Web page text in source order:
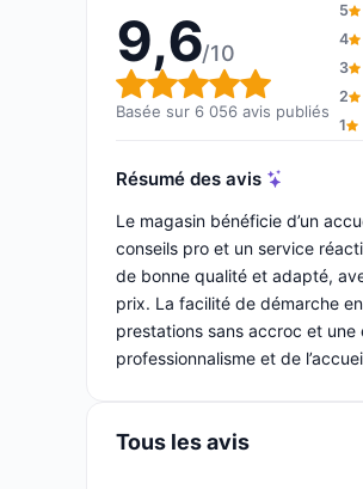
9,6/10
Note globale :
Basée sur 6 056 avis publiés
5
4
3
2
1
Résumé des avis
Le magasin bénéficie d’un
conseils pro et un service
de bonne qualité et adapté,
prix. La facilité de démarche
prestations sans accroc et
professionnalisme et de
Tous les avis